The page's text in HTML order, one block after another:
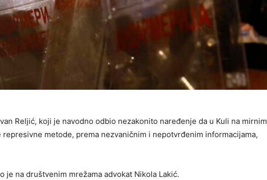
Reljić, koji je navodno odbio nezakonito naređenje da u Kuli na mirnim
metode, prema nezvaničnim i nepotvrđenim informacijama,
je na društvenim mrežama advokat Nikola Lakić.